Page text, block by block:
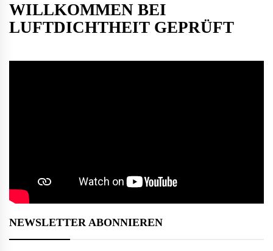
WILLKOMMEN BEI
LUFTDICHTHEIT GEPRÜFT
NEWSLETTER ABONNIEREN